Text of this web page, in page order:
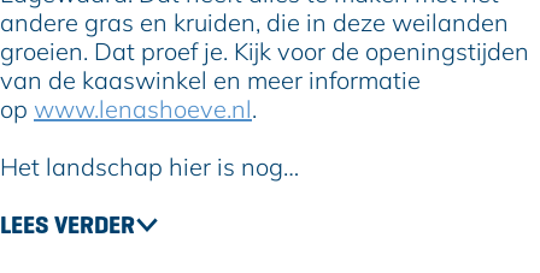
h
e
t
R
i
e
e
n
h
e
t
R
e
andere gras en kruiden, die in deze weilanden
groeien. Dat proef je. Kijk voor de openingstijden
van de kaaswinkel en meer informatie
op www.lenashoeve.nl.
Het landschap hier is nog…
LEES VERDER